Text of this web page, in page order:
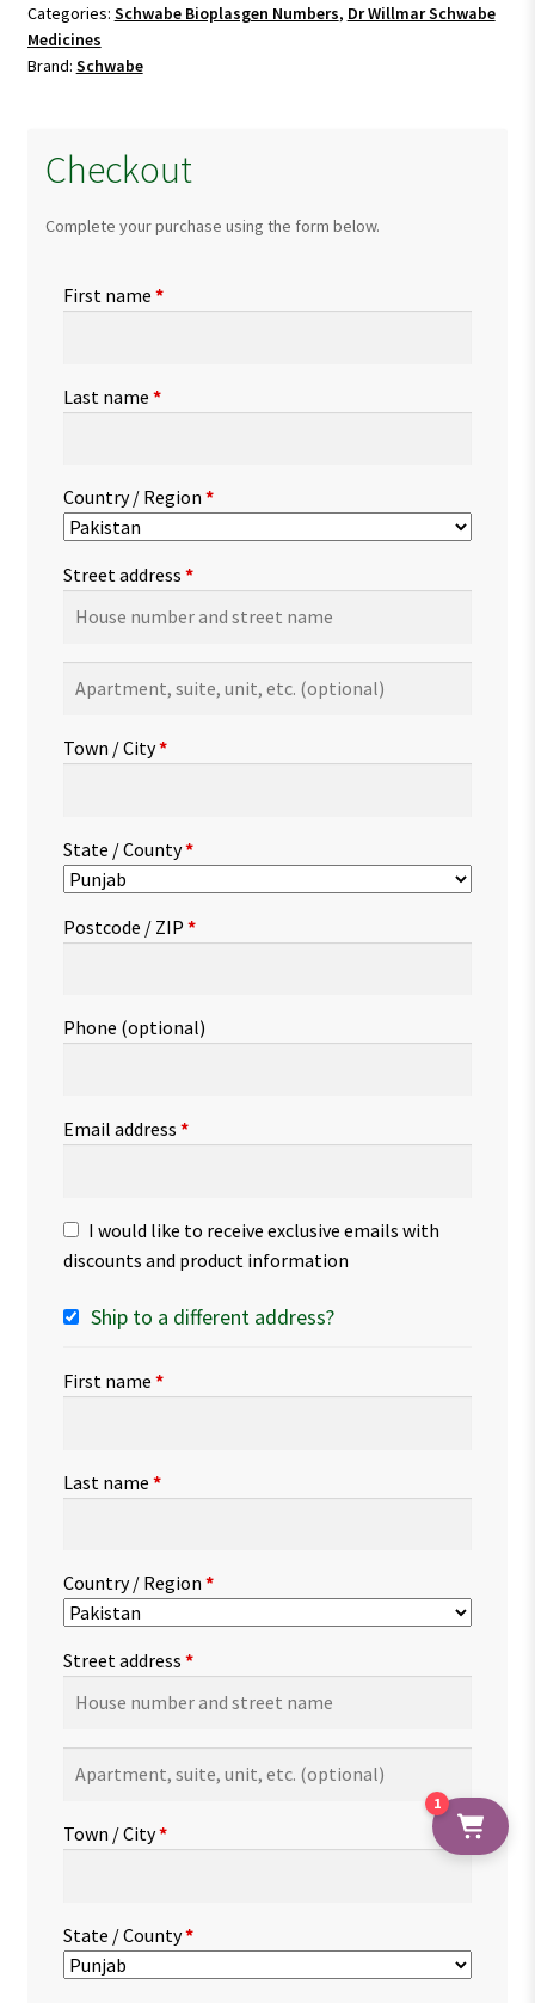
Categories: Schwabe Bioplasgen Numbers, Dr Willmar Schwabe
Medicines
Brand: Schwabe
Checkout
Complete your purchase using the form below.
First name *
Last name *
Country / Region *
Street address *
suite,
etc.(optional)
Town / City*
State / County*
Postcode / ZIP *
Phone (optional)
Email address *
I would like to receive exclusive emails with
discounts and product information
Ship to a different address?
First name *
Last name *
Country / Region *
Street address *
suite,
etc.(optional)
Town / City*
State / County*
1